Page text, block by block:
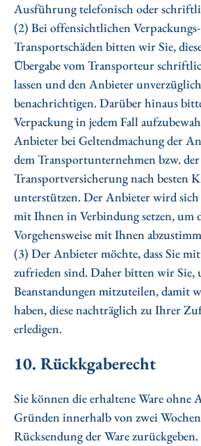
Ausführung telefonisch oder
(2) Bei offensichtlichen
Transportschäden bitten wir Sie,
Übergabe vom Transporteur
lassen und den Anbieter
benachrichtigen. Darüber hinaus
Verpackung in jedem Fall
Anbieter bei Geltendmachung der
dem Transportunternehmen bzw. der
Transportversicherung nach besten
unterstützen. Der Anbieter wird
mit Ihnen in Verbindung setzen, um
Vorgehensweise mit Ihnen
(3) Der Anbieter möchte, dass Sie
zufrieden sind. Daher bitten wir Sie,
Beanstandungen mitzuteilen, damit
haben, diese nachträglich zu Ihrer
erledigen.
10. Rückkgaberecht
Sie können die erhaltene Ware ohne
Gründen innerhalb von zwei
Rücksendung der Ware